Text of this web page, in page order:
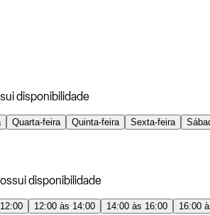
disponibilidade
Quarta-feira Quinta-feira Sexta-feira
disponibilidade
12:00 às 14:00 14:00 às 16:00 16:00